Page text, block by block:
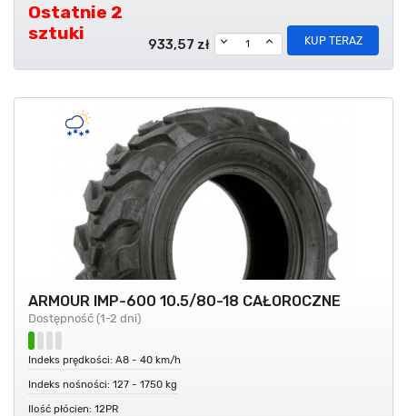
Ostatnie 2
sztuki
933,57 zł KUP TERAZ
ARMOUR IMP-600 10.5/80-18 CAŁOROCZNE
Dostępność (1-2 dni)
Indeks prędkości: A8 - 40 km/h
Indeks nośności: 127 - 1750 kg
Ilość płócien: 12PR